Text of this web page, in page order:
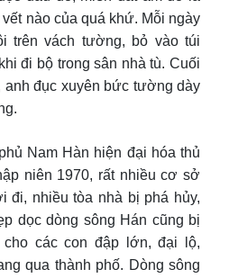
nào của quá khứ. Mỗi ngày
trên vách tường, bỏ vào túi
đi bộ trong sân nhà tù. Cuối
anh đục xuyên bức tường dày
Nam Hàn hiện đại hóa thủ
niên 1970, rất nhiều cơ sở
đi, nhiều tòa nhà bị phá hủy,
dọc dòng sông Hán cũng bị
các con đập lớn, đại lộ,
qua thành phố. Dòng sông